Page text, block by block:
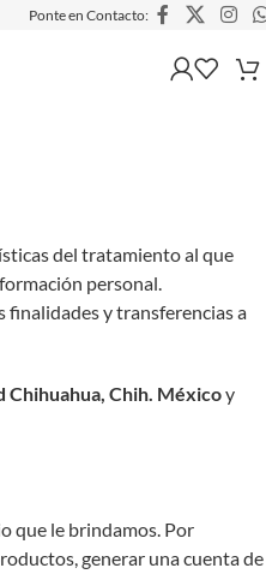
Ponte en Contacto:
del tratamiento al que
personal.
y transferencias a
Chihuahua, Chih. Méxicoy
que le brindamos. Por
generar una cuenta de